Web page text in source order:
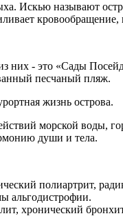
Искью называют
них - это «Сады
песчаный пляж.
жизнь острова.
морской воды,
души и тела.
полиартрит,
альгодистрофии.
хронический